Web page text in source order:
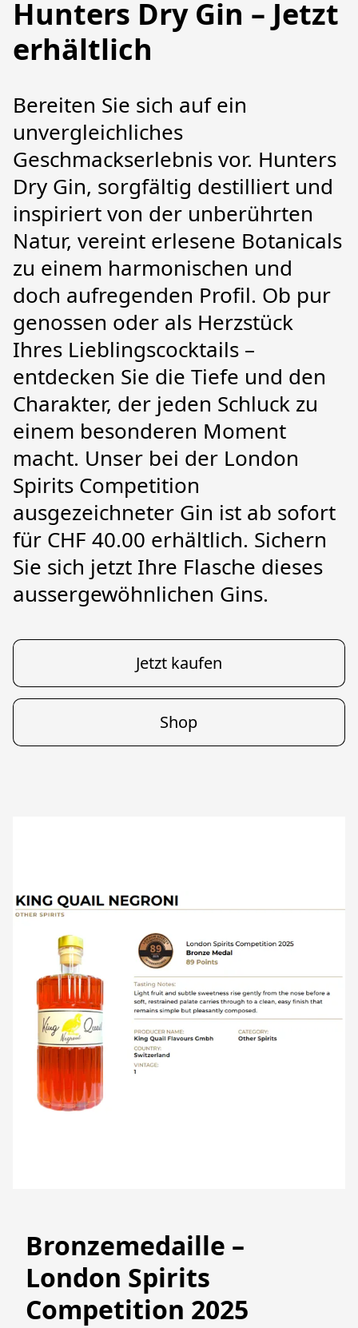
Hunters Dry Gin – Jetzt
erhältlich
Bereiten Sie sich auf ein
unvergleichliches
Geschmackserlebnis vor. Hunters
Dry Gin, sorgfältig destilliert und
inspiriert von der unberührten
Natur, vereint erlesene Botanicals
zu einem harmonischen und
doch aufregenden Profil. Ob pur
genossen oder als Herzstück
Ihres Lieblingscocktails –
entdecken Sie die Tiefe und den
Charakter, der jeden Schluck zu
einem besonderen Moment
macht. Unser bei der London
Spirits Competition
ausgezeichneter Gin ist ab sofort
für CHF 40.00 erhältlich. Sichern
Sie sich jetzt Ihre Flasche dieses
aussergewöhnlichen Gins.
Jetzt kaufen
Shop
Bronzemedaille –
London Spirits
Competition 2025